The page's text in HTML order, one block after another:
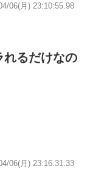
06(月) 23:10:55.98
れるだけなの
06(月) 23:16:31.33